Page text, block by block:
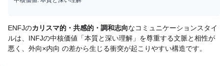
ENFJのカリスマ的・共感的・調和志向なコミュニケーションスタイ
ルは、 INFJの中核価値「本質と深い理解 」を尊重する文脈と相性が
悪く、 外向×内向 の差から生じる衝突が起こりやすい構造です。